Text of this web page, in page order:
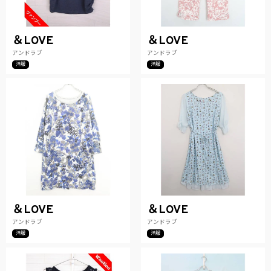
＆LOVE
アンドラブ
洋服
＆LOVE
アンドラブ
洋服
＆LOVE
アンドラブ
洋服
＆LOVE
アンドラブ
洋服